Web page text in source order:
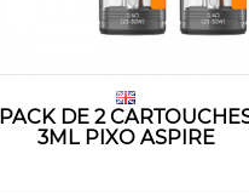
PACK DE 2
3ML PIXO ASPIRE